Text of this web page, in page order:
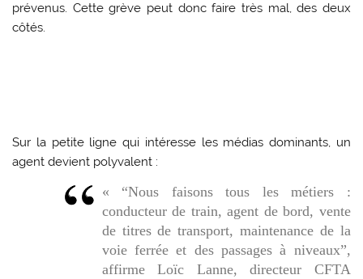
prévenus. Cette grève peut donc faire très mal, des deux
côtés.
Sur la petite ligne qui intéresse les médias dominants, un
agent devient polyvalent :
« “Nous faisons tous les métiers :
conducteur de train, agent de bord, vente
de titres de transport, maintenance de la
voie ferrée et des passages à niveaux”,
affirme Loïc Lanne, directeur CFTA